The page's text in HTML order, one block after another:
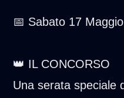
📅 Sabato 17
👑 IL CONCORSO
Una serata speciale